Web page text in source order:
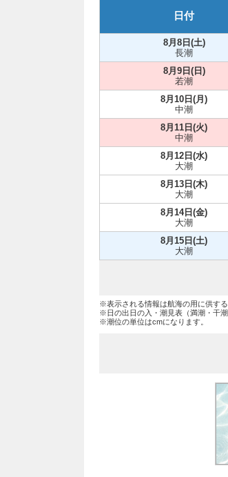
日付
8月8日(土)
長潮
8月9日(日)
若潮
8月10日(月)
中潮
8月11日(火)
中潮
8月12日(水)
大潮
8月13日(木)
大潮
8月14日(金)
大潮
8月15日(土)
大潮
※表示される情報は航海の用に供す
※日の出日の入・潮見表（満潮・干
※潮位の単位はcmになります。